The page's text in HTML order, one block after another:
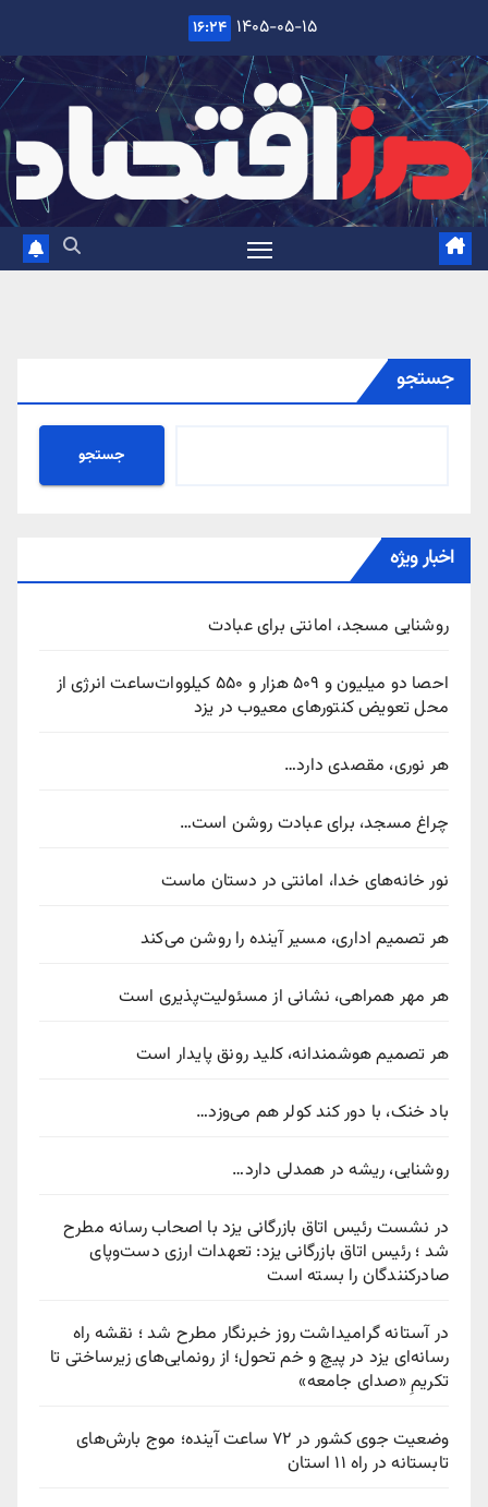
content
۱۴۰۵-۰۵-۱۵ ۱۶:۲۴
جستجو
جستجو
اخبار ویژه
روشنایی مسجد، امانتی برای عبادت
احصا دو میلیون و ۵۰۹ هزار و ۵۵۰ کیلووات‌ساعت انرژی از
محل تعویض کنتورهای معیوب در یزد
هر نوری، مقصدی دارد…
چراغ مسجد، برای عبادت روشن است…
نور خانه‌های خدا، امانتی در دستان ماست
هر تصمیم اداری، مسیر آینده را روشن می‌کند
هر مهر همراهی، نشانی از مسئولیت‌پذیری است
هر تصمیم هوشمندانه، کلید رونق پایدار است
باد خنک، با دور کند کولر هم می‌وزد…
روشنایی، ریشه در همدلی دارد…
در نشست رئیس اتاق بازرگانی یزد با اصحاب رسانه مطرح
شد ؛ رئیس اتاق بازرگانی یزد: تعهدات ارزی دست‌وپای
صادرکنندگان را بسته است
در آستانه گرامیداشت روز خبرنگار مطرح شد ؛ نقشه راه
رسانه‌ای یزد در پیچ‌ و خم تحول؛ از رونمایی‌های زیرساختی تا
تکریمِ «صدای جامعه»
وضعیت جوی کشور در ۷۲ ساعت آینده؛ موج بارش‌های
تابستانه در راه ۱۱ استان